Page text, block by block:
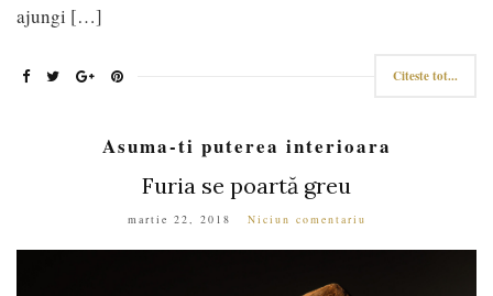
ajungi […]
Citeste tot...
Asuma-ti puterea interioara
Furia se poartă greu
martie 22, 2018 Niciun comentariu